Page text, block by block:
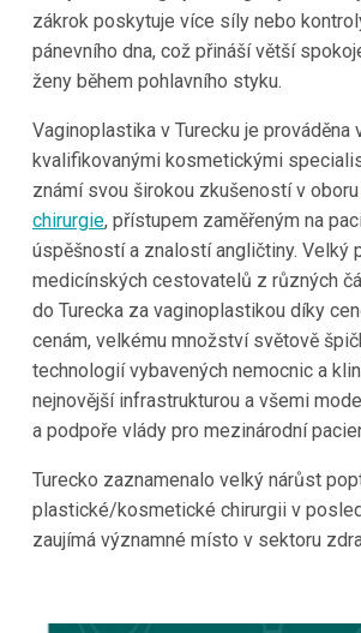
zákrok poskytuje více síly nebo
pánevního dna, což přináší větší
ženy během pohlavního styku.
Vaginoplastika v Turecku je prováděna
kvalifikovanými kosmetickými
známí svou širokou zkušeností v oboru
chirurgie, přístupem zaměřeným na
úspěšností a znalostí angličtiny. Velký
medicínských cestovatelů z různých
do Turecka za vaginoplastikou díky
cenám, velkému množství světově
technologií vybavených nemocnic a
nejnovější infrastrukturou a všemi
a podpoře vlády pro mezinárodní
Turecko zaznamenalo velký nárůst
plastické/kosmetické chirurgii v
zaujímá významné místo v sektoru